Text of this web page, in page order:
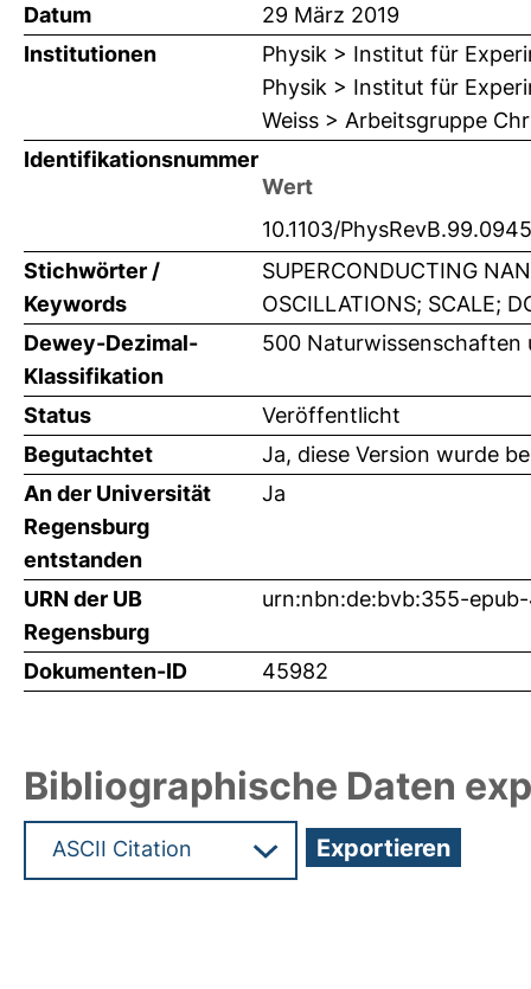
Datum
29 März 2019
Institutionen
Physik > Institut für
Physik > Institut für
Weiss > Arbeitsgruppe
Identifikationsnummer
Wert
10.1103/
Stichwörter /
Keywords
SUPERCONDUCTING
OSCILLATIONS; SCALE;
Dewey-Dezimal-
Klassifikation
500 Naturwissenschaften
Status
Veröffentlicht
Begutachtet
Ja, diese Version wurde
An der Universität
Regensburg
entstanden
Ja
URN der UB
Regensburg
urn:nbn:de:bvb:355-
Dokumenten-ID 45982
Bibliographische Daten